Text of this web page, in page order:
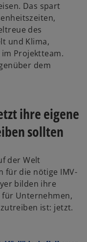
Das spart
des
und Klima,
Projektteam.
dem
ihre eigene
sollten
der Welt
für die nötige IMV-
bilden ihre
für Unternehmen,
ist: jetzt.